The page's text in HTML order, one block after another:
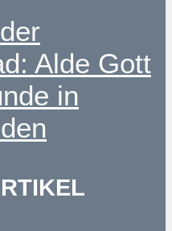
Alde Gott
in